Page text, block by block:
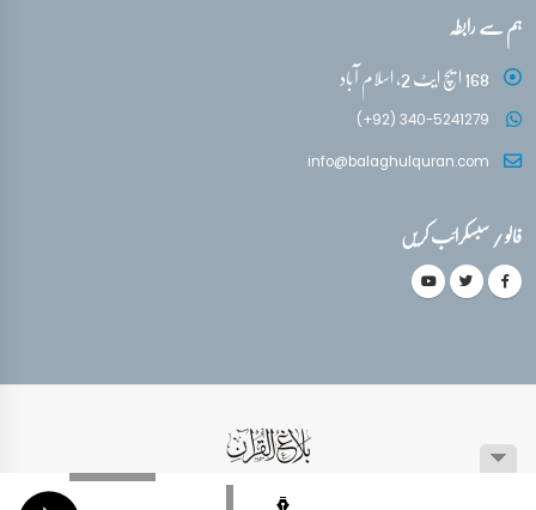
ہم سے رابطہ
168 ایچ ایٹ 2، اسلام آباد
(+92) 340-5241279
info@balaghulquran.com
فالو / سبسکرائب کریں